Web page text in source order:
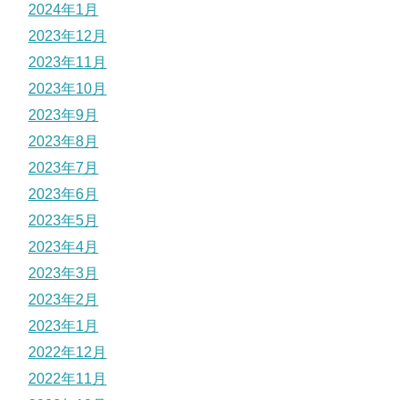
2024年1月
2023年12月
2023年11月
2023年10月
2023年9月
2023年8月
2023年7月
2023年6月
2023年5月
2023年4月
2023年3月
2023年2月
2023年1月
2022年12月
2022年11月